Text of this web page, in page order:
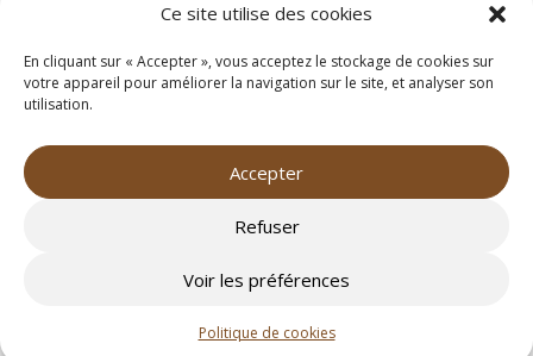
Ce site utilise des cookies
En cliquant sur « Accepter », vous acceptez le stockage de cookies sur
votre appareil pour améliorer la navigation sur le site, et analyser son
utilisation.
Accepter
Refuser
Voir les préférences
Politique de cookies
Mentions Légales|Politique de confidentilité|CGU|CGV
Créé parStartivia